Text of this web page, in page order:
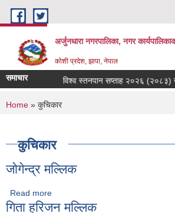
Skip to main content
अर्जुनधारा नगरपालिका, नगर
कोशी प्रदेश, झापा, नेपाल
समाचार
सूचना। विश्व स्तनपान सप्ताह २०२६ (२०८३)
You are here
Home » कुचिकार
कुचिकार
जाेगेन्द्र मल्लिक
Read more
गिता हरिजन मल्लिक